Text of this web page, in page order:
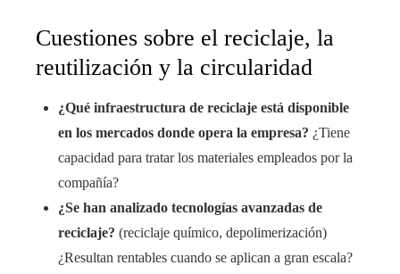
Cuestiones sobre el reciclaje, la
reutilización y la circularidad
¿Qué infraestructura de reciclaje está disponible
en los mercados donde opera la empresa? ¿Tiene
capacidad para tratar los materiales empleados por la
compañía?
¿Se han analizado tecnologías avanzadas de
reciclaje? (reciclaje químico, depolimerización)
¿Resultan rentables cuando se aplican a gran escala?